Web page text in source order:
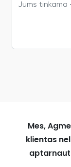
Mes,
klientas